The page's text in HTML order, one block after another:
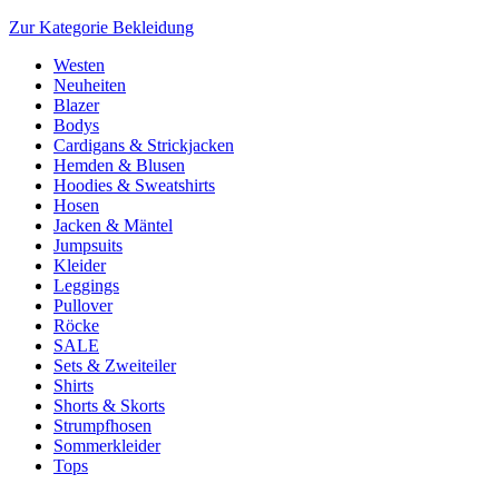
Zur Kategorie Bekleidung
Westen
Neuheiten
Blazer
Bodys
Cardigans & Strickjacken
Hemden & Blusen
Hoodies & Sweatshirts
Hosen
Jacken & Mäntel
Jumpsuits
Kleider
Leggings
Pullover
Röcke
SALE
Sets & Zweiteiler
Shirts
Shorts & Skorts
Strumpfhosen
Sommerkleider
Tops